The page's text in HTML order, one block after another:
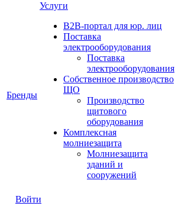
Бренды
Услуги
B2B-портал для юр. лиц
Поставка
электрооборудования
Поставка
электрооборудования
Собственное производство
ЩО
Производство
щитового
оборудования
Комплексная
молниезащита
Молниезащита
зданий и
сооружений
Войти